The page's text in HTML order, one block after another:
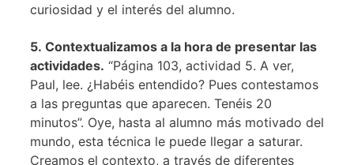
curiosidad y el interés del alumno.
5. Contextualizamos a la hora de presentar las
actividades. “Página 103, actividad 5. A ver,
Paul, lee. ¿Habéis entendido? Pues contestamos
a las preguntas que aparecen. Tenéis 20
minutos”. Oye, hasta al alumno más motivado del
mundo, esta técnica le puede llegar a saturar.
Creamos el contexto, a través de diferentes